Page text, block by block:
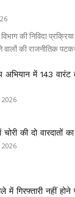
की निविदा प्रक्रिया
की राजनीतिक
अभियान में 143
की दो वारदातों
में गिरफ्तारी नहीं